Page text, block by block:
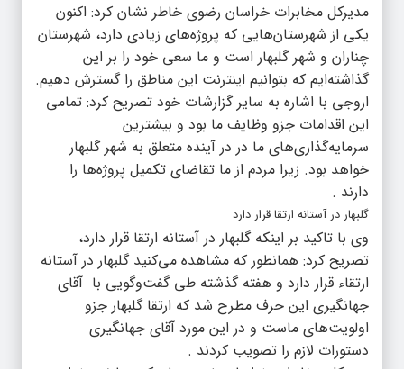
مدیرکل مخابرات خراسان رضوی خاطر نشان کرد: اکنون
یکی از شهرستان‌هایی که پروژه‌های زیادی دارد، شهرستان
چناران و شهر گلبهار است و ما سعی خود را بر این
گذاشته‌ایم که بتوانیم اینترنت این مناطق را گسترش دهیم.
اروجی با اشاره به سایر گزارشات خود تصریح کرد: تمامی
این اقدامات جزو وظایف ما بود و بیشترین
سرمایه‌گذاری‌های ما در در آینده متعلق به شهر گلبهار
خواهد بود. زیرا مردم از ما تقاضای تکمیل پروژه‌ها را
دارند .
گلبهار در آستانه ارتقا قرار دارد
وی با تاکید بر اینکه گلبهار در آستانه ارتقا قرار دارد،
تصریح کرد: همانطور که مشاهده می‌کنید گلبهار در آستانه
ارتقاء قرار دارد و هفته‌ گذشته طی گفت‌وگویی با آقای
جهانگیری این حرف مطرح شد که ارتقا گلبهار جزو
اولویت‌های ماست و در این مورد آقای جهانگیری
دستورات لازم را تصویب کردند .